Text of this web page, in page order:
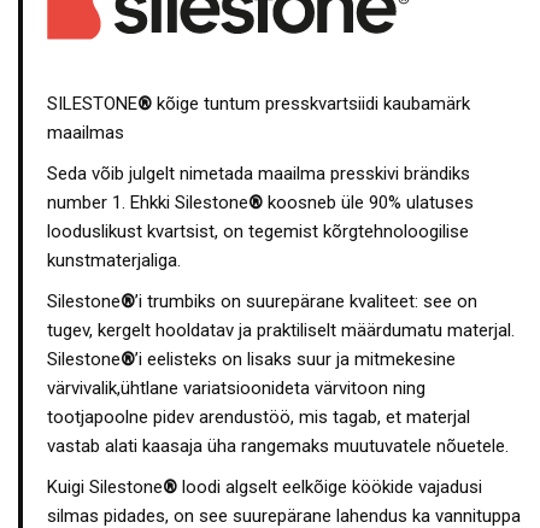
SILESTONE® kõige tuntum presskvartsiidi kaubamärk
maailmas
Seda võib julgelt nimetada maailma presskivi brändiks
number 1. Ehkki Silestone® koosneb üle 90% ulatuses
looduslikust kvartsist, on tegemist kõrgtehnoloogilise
kunstmaterjaliga.
Silestone®’i trumbiks on suurepärane kvaliteet: see on
tugev, kergelt hooldatav ja praktiliselt määrdumatu materjal.
Silestone®’i eelisteks on lisaks suur ja mitmekesine
värvivalik,ühtlane variatsioonideta värvitoon ning
tootjapoolne pidev arendustöö, mis tagab, et materjal
vastab alati kaasaja üha rangemaks muutuvatele nõuetele.
Kuigi Silestone® loodi algselt eelkõige köökide vajadusi
silmas pidades, on see suurepärane lahendus ka vannituppa